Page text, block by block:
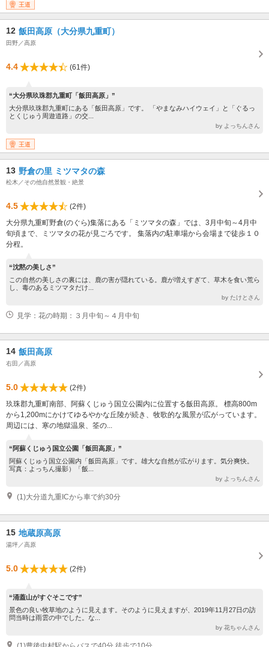
王道
12 飯田高原（大分県九重町）
田野／高原
4.4 (61件)
“大分県玖珠郡九重町「飯田高原」”
大分県玖珠郡九重町にある「飯田高原」です。 「やまなみハイウェイ」と「ぐるっ
とくじゅう周遊道路」の交...
by よっちんさん
王道
13 野倉の里 ミツマタの森
松木／その他自然景観・絶景
4.5
(2件)
大分県九重町野倉(のぐら)集落にある「ミツマタの森」では、3月中旬～4月中
旬頃まで、ミツマタの花が見ごろです。 集落内の駐車場から会場まで徒歩１０
分程。
“沈黙の美しさ”
この自然の美しさの裏には、鹿の害が隠れている。鹿が増えすぎて、草木を食い荒ら
し、毒のあるミツマタだけ...
by たけとさん
見学：花の時期：３月中旬～４月中旬
14 飯田高原
右田／高原
5.0
(2件)
玖珠郡九重町南部、阿蘇くじゅう国立公園内に位置する飯田高原。 標高800m
から1,200mにかけてゆるやかな丘陵が続き、牧歌的な風景が広がっています。
周辺には、寒の地獄温泉、筌の...
“阿蘇くじゅう国立公園「飯田高原」”
阿蘇くじゅう国立公園内「飯田高原」です。雄大な自然が広がります。気分爽快。
写真：よっちん撮影）「飯...
by よっちんさん
(1)大分道九重ICから車で約30分
15 地蔵原高原
湯坪／高原
5.0 (2件)
“涌蓋山がすぐそこです”
景色の良い牧草地のように見えます。そのように見えますが、2019年11月27日の訪
問当時は雨雲の中でした。な...
by 花ちゃんさん